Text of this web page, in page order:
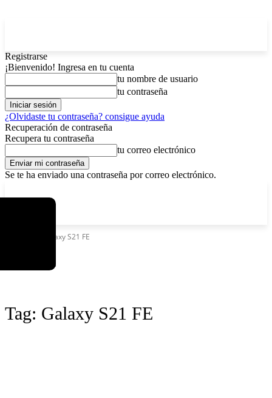
Registrarse
¡Bienvenido! Ingresa en tu cuenta
tu nombre de usuario
tu contraseña
¿Olvidaste tu contraseña? consigue ayuda
Recuperación de contraseña
Recupera tu contraseña
tu correo electrónico
Se te ha enviado una contraseña por correo electrónico.
Galaxy S21 FE
Tag: Galaxy S21 FE